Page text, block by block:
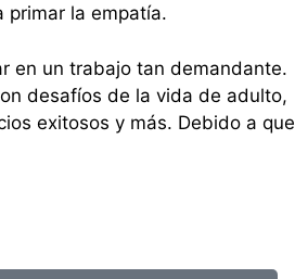
la empatía.
en un trabajo tan demandante.
desafíos de la vida de adulto,
exitosos y más. Debido a que